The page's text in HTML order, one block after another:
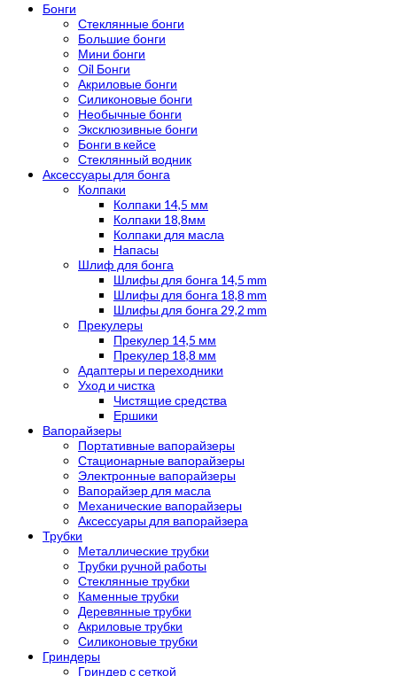
Бонги
Стеклянные бонги
Большие бонги
Мини бонги
Oil Бонги
Акриловые бонги
Силиконовые бонги
Необычные бонги
Эксклюзивные бонги
Бонги в кейсе
Стеклянный водник
Аксессуары для бонга
Колпаки
Колпаки 14,5 мм
Колпаки 18,8мм
Колпаки для масла
Напасы
Шлиф для бонга
Шлифы для бонга 14,5 mm
Шлифы для бонга 18,8 mm
Шлифы для бонга 29,2 mm
Прекулеры
Прекулер 14,5 мм
Прекулер 18,8 мм
Адаптеры и переходники
Уход и чистка
Чистящие средства
Ершики
Вапорайзеры
Портативные вапорайзеры
Стационарные вапорайзеры
Электронные вапорайзеры
Вапорайзер для масла
Механические вапорайзеры
Аксессуары для вапорайзера
Трубки
Металлические трубки
Трубки ручной работы
Стеклянные трубки
Каменные трубки
Деревянные трубки
Акриловые трубки
Силиконовые трубки
Гриндеры
Гриндер с сеткой